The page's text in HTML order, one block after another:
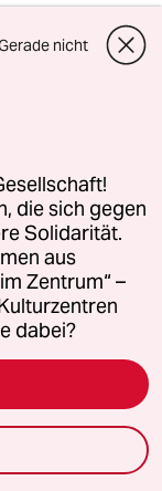
Bildung
voller
nicht
die sich gegen
Solidarität.
aus
Zentrum“ –
dabei?